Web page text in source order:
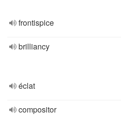
frontispice
brilliancy
éclat
compositor